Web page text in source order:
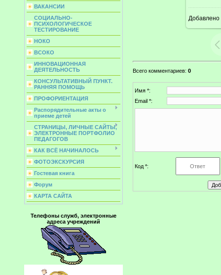
ВАКАНСИИ
СОЦИАЛЬНО-
ПСИХОЛОГИЧЕСКОЕ
ТЕСТИРОВАНИЕ
НОКО
ВСОКО
ИННОВАЦИОННАЯ
ДЕЯТЕЛЬНОСТЬ
КОНСУЛЬТАТИВНЫЙ ПУНКТ.
РАННЯЯ ПОМОЩЬ
ПРОФОРИЕНТАЦИЯ
Распорядительные акты о
приеме детей
СТРАНИЦЫ, ЛИЧНЫЕ САЙТЫ,
ЭЛЕКТРОННЫЕ ПОРТФОЛИО
ПЕДАГОГОВ
КАК ВСЁ НАЧИНАЛОСЬ
ФОТОЭКСКУРСИЯ
Гостевая книга
Форум
КАРТА САЙТА
Телефоны служб, электронные
адреса учреждений
Добавлено
Всего комментариев: 0
Имя *:
Email *:
Код *: